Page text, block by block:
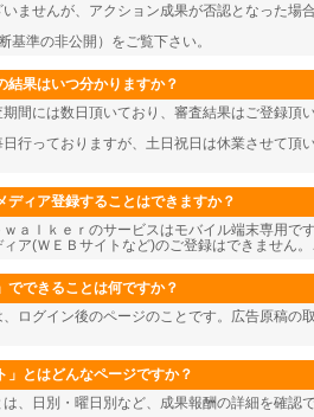
ませんが、アクション成果が否認となった場
基準の非公開）をご覧下さい。
結果はいつ分かりますか？
期間には数日頂いており、審査結果はご登録頂
日行っておりますが、土日祝日は休業させて頂
ディア登録することはできますか？
ａｌｋｅｒのサービスはモバイル端末専用で
ア(ＷＥＢサイトなど)のご登録はできません
でできることは何ですか？
ログイン後のページのことです。広告原稿の
」とはどんなページですか？
、日別・曜日別など、成果報酬の詳細を確認